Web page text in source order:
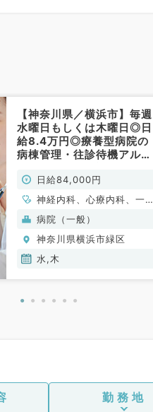
【神奈川県／横浜市】毎週
水曜日もしくは木曜日◎日
給8.4万円◎療養型病院の
病棟管理・往診待機アルバ
♪（内科系／非常勤）
日給84,000円
神経内科、心療内科、一般
内科、循環器内科、呼吸器
内科、消化器内科、内分
泌・代謝内科、腎臓内科、
老年内科、膠原病科
病院（一般）
神奈川県横浜市緑区
水,木
勤務地